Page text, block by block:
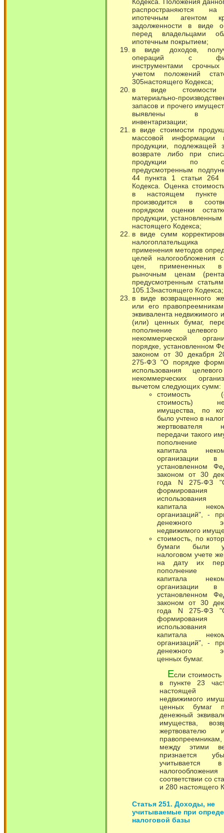
распространяются
ипотечным агентом
задолженности в виде
перед владельцами
ипотечным покрытием;
в виде доходов,
операций с
инструментами
учетом положений
305настоящего Кодекса;
в виде стоимости
материально-
запасов и прочего
выявлены в
инвентаризации;
в виде стоимости
массовой информации
продукции, подлежащей
возврате либо при
продукции по
предусмотренным
44 пункта 1 статьи 264
Кодекса. Оценка
в настоящем пункте
производится в
порядком оценки
продукции, установленным
настоящего Кодекса;
в виде сумм
налогоплательщика
применения методов
целей налогообложения
цен, примененных в
рыночным ценам
предусмотренным
105.13настоящего Кодекса;
в виде возвращенного
или его
эквивалента недвижимого
(или) ценных бумаг,
пополнение
некоммерческой
порядке, установленном
законом от 30 декабря
275-ФЗ "О порядке
использования
некоммерческих
вычетом следующих сумм:
стоимость
стоимость)
имущества, по
было учтено в
передачи такого
пополнение
капитала
организации в
установленном
законом от 30
года N 275-ФЗ
использования
капитала
организаций", -
денежного
недвижимого
стоимость, по
бумаги были
налоговом учете
на дату их
пополнение
капитала
организации в
установленном
законом от 30
года N 275-ФЗ
использования
капитала
организаций", -
денежного
ценных бумаг.
Если стоимость
в пункте 23
настоящей
недвижимого
ценных бумаг
денежный
имущества,
жертвователю
между этими
признается
учитывается
соответствии со
и 280 настоящего
Статья 251. Доходы, не
учитываемые при
налоговой базы